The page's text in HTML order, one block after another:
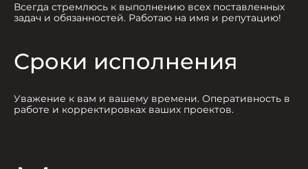
Всегда стремлюсь к выполнению всех поставленных
задач и обязанностей. Работаю на имя и репутацию!
Сроки исполнения
Уважение к вам и вашему времени. Оперативность в
работе и корректировках ваших проектов.